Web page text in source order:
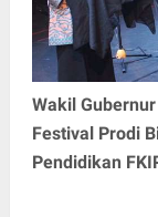
Wakil
Festival Prodi
Pendidikan